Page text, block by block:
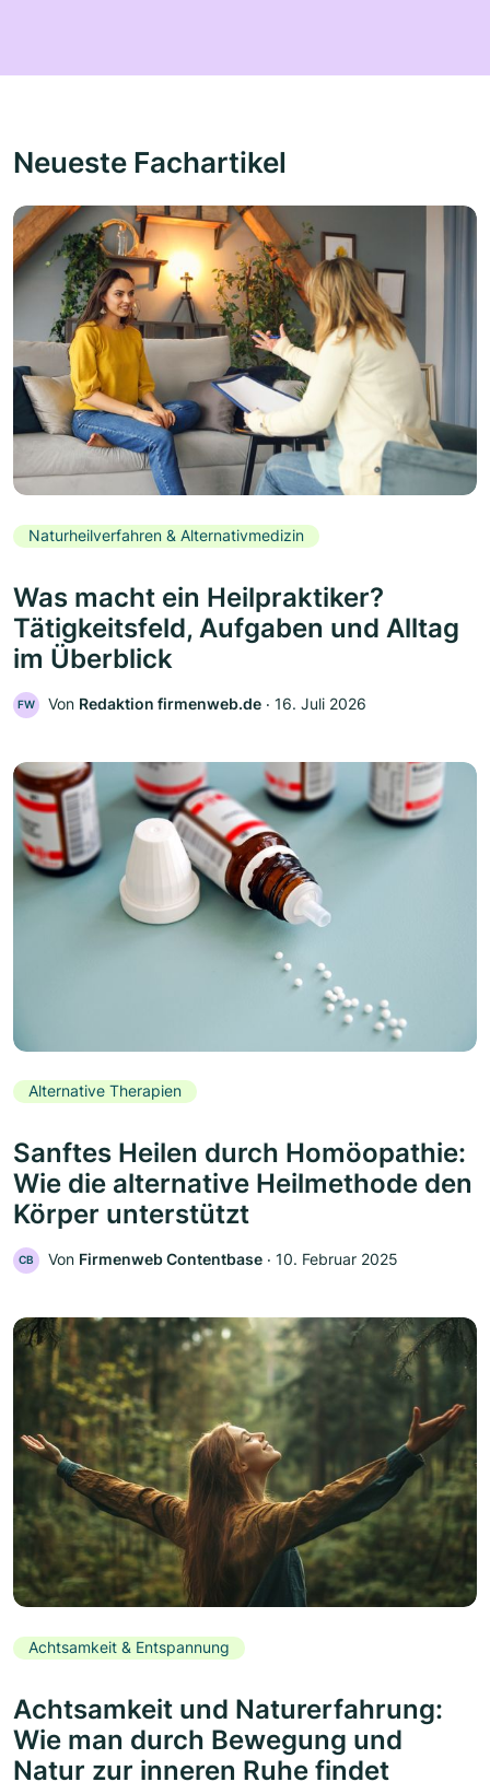
Neueste Fachartikel
Naturheilverfahren & Alternativmedizin
Was macht ein Heilpraktiker?
Tätigkeitsfeld, Aufgaben und Alltag
im Überblick
FW Von Redaktion firmenweb.de ‧ 16. Juli 2026
Alternative Therapien
Sanftes Heilen durch Homöopathie:
Wie die alternative Heilmethode den
Körper unterstützt
CB Von Firmenweb Contentbase ‧ 10. Februar 2025
Achtsamkeit & Entspannung
Achtsamkeit und Naturerfahrung:
Wie man durch Bewegung und
Natur zur inneren Ruhe findet